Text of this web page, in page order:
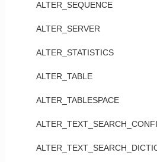
ALTER_SEQUENCE
ALTER_SERVER
ALTER_STATISTICS
ALTER_TABLE
ALTER_TABLESPACE